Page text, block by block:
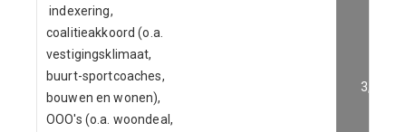
indexering,
coalitieakkoord (o.a.
vestigingsklimaat,
buurt-sportcoaches,
bouwen en wonen),
OOO's (o.a. woondeal,
3,0